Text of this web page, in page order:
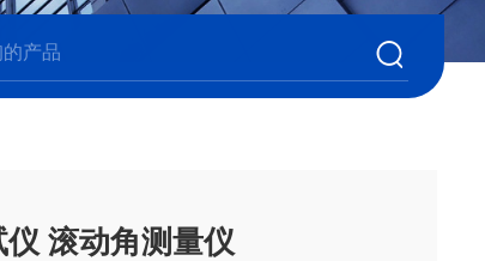
滚动角测量仪